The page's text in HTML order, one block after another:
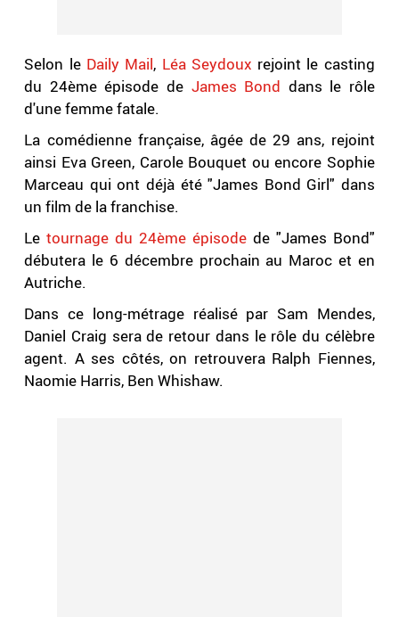
Selon leDaily Mail, Léa Seydoux rejoint le casting
du 24ème épisode de James Bond dans le rôle
d'une femme fatale.
La comédienne française, âgée de 29 ans, rejoint
ainsi Eva Green, Carole Bouquet ou encore Sophie
Marceau qui ont déjà été "James Bond Girl" dans
un film de la franchise.
Letournage du 24ème épisode de "James Bond"
débutera le 6 décembre prochain au Maroc et en
Autriche.
Dans ce long-métrage réalisé par Sam Mendes,
Daniel Craig sera de retour dans le rôle du célèbre
agent. A ses côtés, on retrouvera Ralph Fiennes,
Naomie Harris, Ben Whishaw.